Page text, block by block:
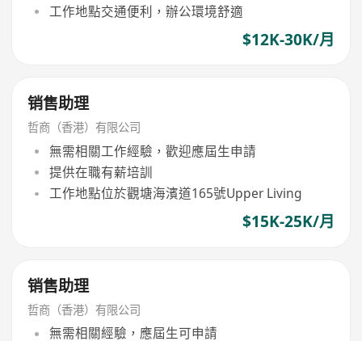
工作地點交通便利，辦公環境舒適
$12K-30K/月
销售助理
哲商（香港）有限公司
無需相關工作經驗，歡迎應屆生申請
提供在職有薪培訓
工作地點位於觀塘海濱道165號Upper Living
$15K-25K/月
销售助理
哲商（香港）有限公司
無需相關經驗，應屆生可申請